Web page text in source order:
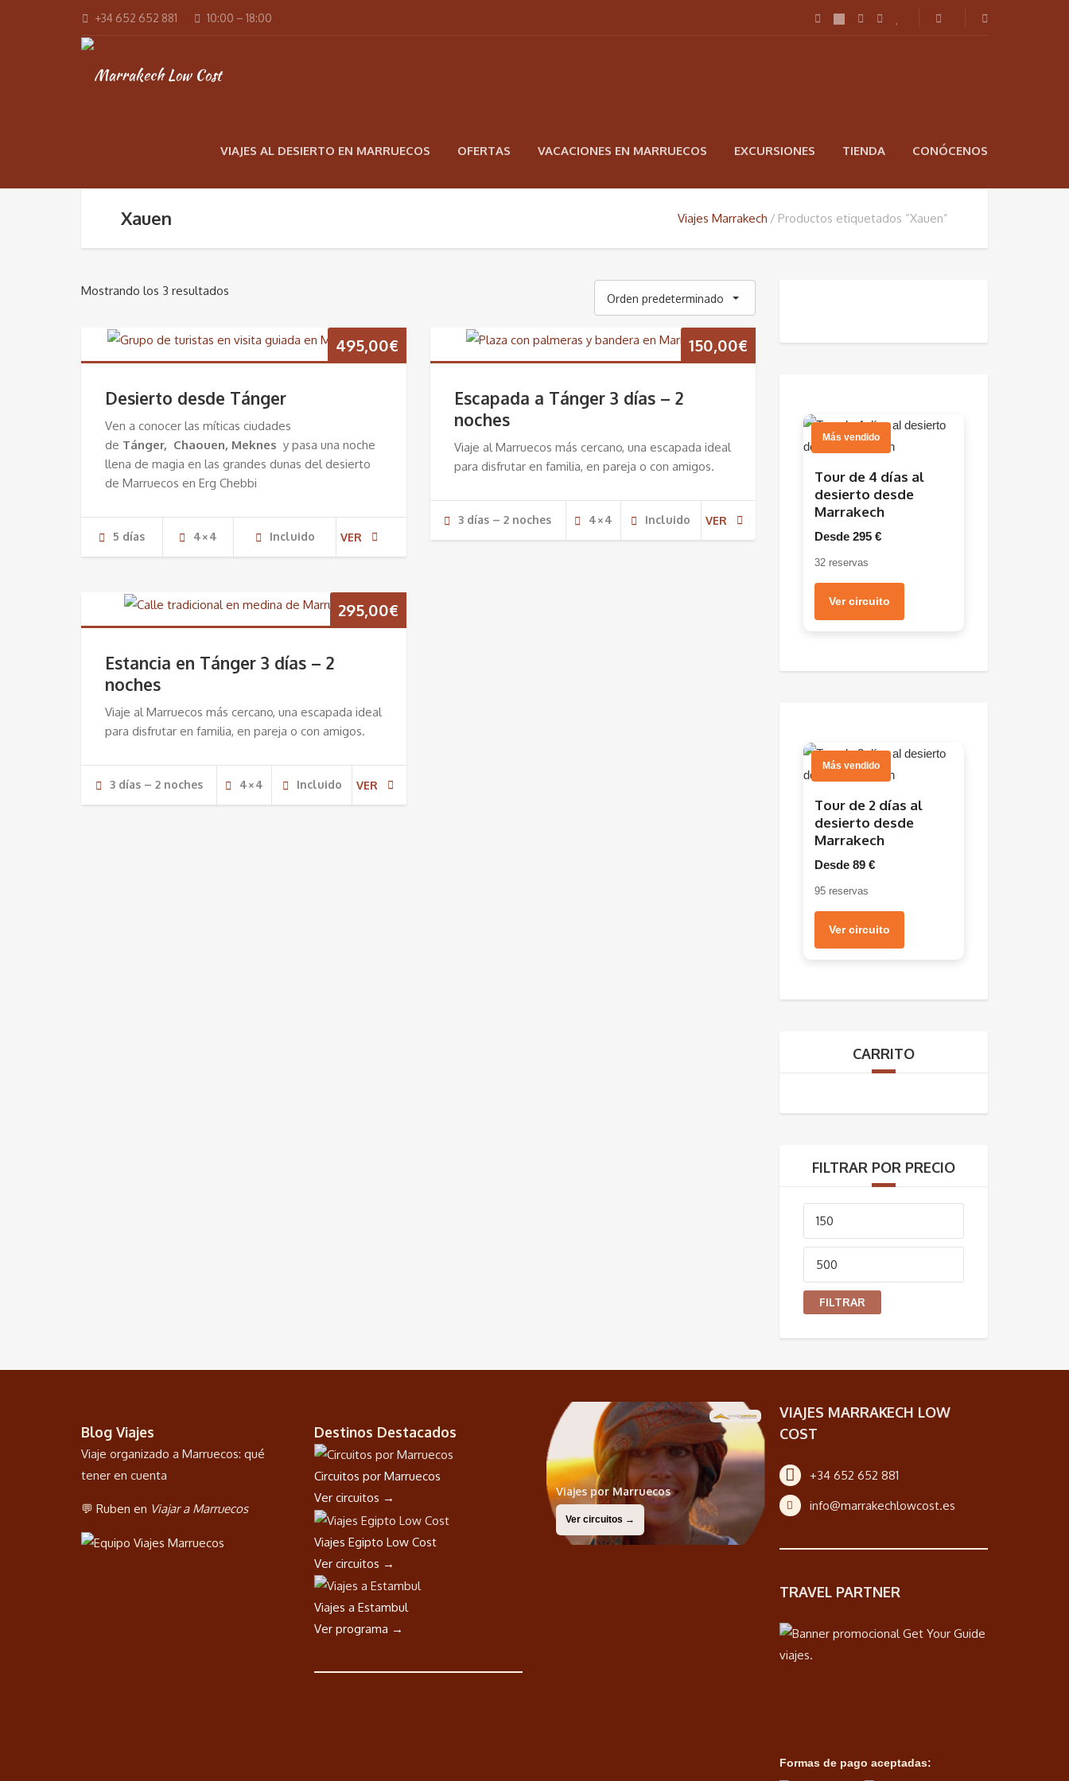
+34 652 652 881 10:00 – 18:00
VIAJES AL DESIERTO EN MARRUECOS OFERTAS VACACIONES EN MARRUECOS EXCURSIONES TIENDA CONÓCENOS
Xauen Viajes Marrakech Productos etiquetados “Xauen”
Mostrando los 3 resultados
Orden predeterminado
495,00€
Desierto desde Tánger
Ven a conocer las míticas ciudades
de Tánger, Chaouen, Meknes y pasa una noche
llena de magia en las grandes dunas del desierto
de Marruecos en Erg Chebbi
5 dí­as 4×4 Incluido VER
150,00€
Escapada a Tánger 3 días – 2
noches
Viaje al Marruecos más cercano, una escapada ideal
para disfrutar en familia, en pareja o con amigos.
3 días – 2 noches 4×4 Incluido VER
295,00€
Estancia en Tánger 3 días – 2
noches
Viaje al Marruecos más cercano, una escapada ideal
para disfrutar en familia, en pareja o con amigos.
3 días – 2 noches 4×4 Incluido VER
Más vendido
Tour de 4 días al
desierto desde
Marrakech
Desde 295 €
32 reservas
Ver circuito
Más vendido
Tour de 2 días al
desierto desde
Marrakech
Desde 89 €
95 reservas
Ver circuito
CARRITO
FILTRAR POR PRECIO
Precio
mínimo
Precio
máximo
FILTRAR
Blog Viajes
Viaje organizado a Marruecos: qué
tener en cuenta
💬 Ruben en Viajar a Marruecos
Destinos Destacados
Circuitos por Marruecos
Ver circuitos →
Viajes Egipto Low Cost
Ver circuitos →
Viajes a Estambul
Ver programa →
Viajes por Marruecos
Ver circuitos →
VIAJES MARRAKECH LOW
COST
+34 652 652 881
info@marrakechlowcost.es
TRAVEL PARTNER
Formas de pago aceptadas: